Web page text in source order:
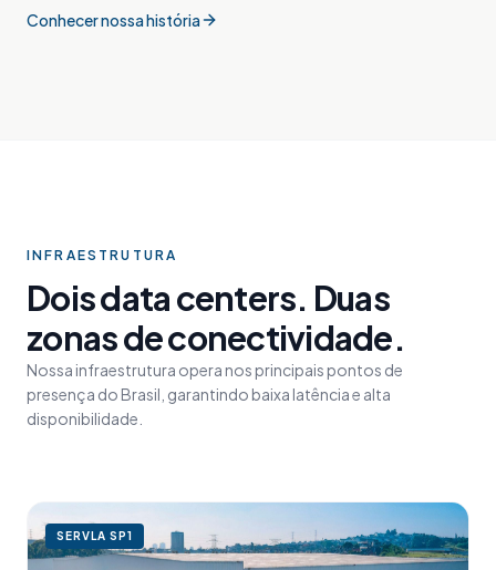
Conhecer nossa história
INFRAESTRUTURA
Dois data centers. Duas
zonas de conectividade.
Nossa infraestrutura opera nos principais pontos de
presença do Brasil, garantindo baixa latência e alta
disponibilidade.
SERVLA SP1